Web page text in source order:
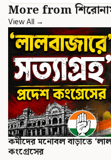
More from
View All →
কর্মীদের মনোবল বাড়াতে
কংগ্রেসের